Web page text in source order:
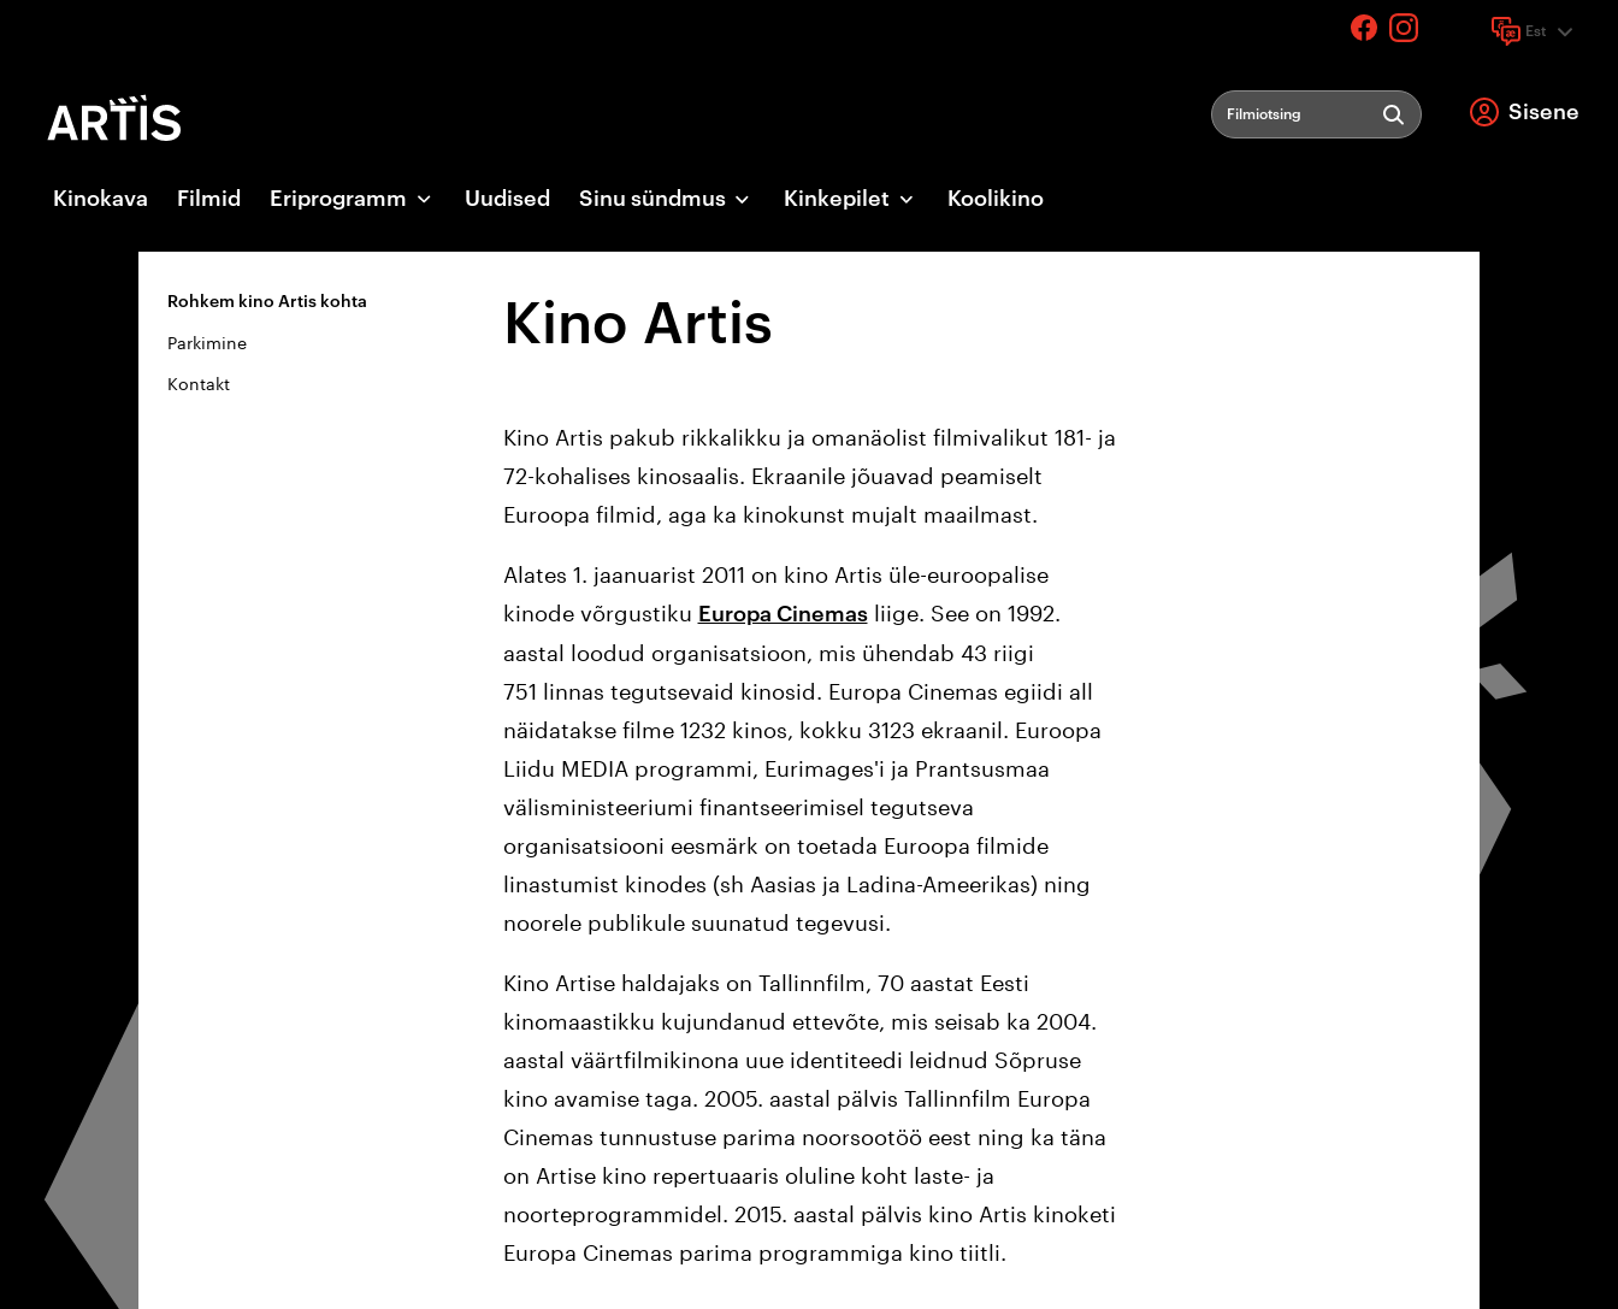
Keel
Est
Kinokava Filmid Eriprogramm Uudised Sinu sündmus Kinkepilet Koolikino
Filmiotsing
Sisene
Rohkem kino Artis kohta
Parkimine
Kontakt
Kino Artis
Kino Artis pakub rikkalikku ja omanäolist filmivalikut 181- ja
72-kohalises kinosaalis. Ekraanile jõuavad peamiselt
Euroopa filmid, aga ka kinokunst mujalt maailmast.
Alates 1. jaanuarist 2011 on kino Artis üle-euroopalise
kinode võrgustiku Europa Cinemasliige. See on 1992.
aastal loodud organisatsioon, mis ühendab 43 riigi
751 linnas tegutsevaid kinosid. Europa Cinemas egiidi all
näidatakse filme 1232 kinos, kokku 3123 ekraanil. Euroopa
Liidu MEDIA programmi, Eurimages'i ja Prantsusmaa
välisministeeriumi finantseerimisel tegutseva
organisatsiooni eesmärk on toetada Euroopa filmide
linastumist kinodes (sh Aasias ja Ladina-Ameerikas) ning
noorele publikule suunatud tegevusi.
Kino Artise haldajaks on Tallinnfilm, 70 aastat Eesti
kinomaastikku kujundanud ettevõte, mis seisab ka 2004.
aastal väärtfilmikinona uue identiteedi leidnud Sõpruse
kino avamise taga. 2005. aastal pälvis Tallinnfilm Europa
Cinemas tunnustuse parima noorsootöö eest ning ka täna
on Artise kino repertuaaris oluline koht laste- ja
noorteprogrammidel. 2015. aastal pälvis kino Artis kinoketi
Europa Cinemas parima programmiga kino tiitli.